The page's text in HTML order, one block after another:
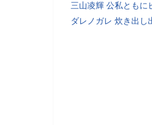
三山凌輝 公私ともに
ダレノガレ 炊き出し